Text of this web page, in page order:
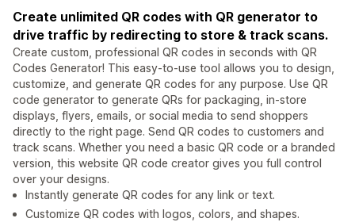
Create unlimited QR codes with QR generator to
drive traffic by redirecting to store & track scans.
Create custom, professional QR codes in seconds with QR
Codes Generator! This easy-to-use tool allows you to design,
customize, and generate QR codes for any purpose. Use QR
code generator to generate QRs for packaging, in-store
displays, flyers, emails, or social media to send shoppers
directly to the right page. Send QR codes to customers and
track scans. Whether you need a basic QR code or a branded
version, this website QR code creator gives you full control
over your designs.
Instantly generate QR codes for any link or text.
Customize QR codes with logos, colors, and shapes.